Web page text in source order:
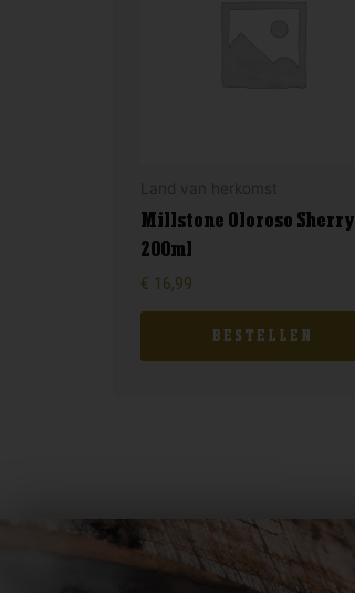
Millstone Oloroso Sherry
200ml
€ 16,99
BESTELLEN